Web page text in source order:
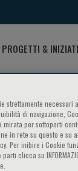
PROGETTI &
strettamente necessari
di navigazione,
per sottoporti
in rete su questo e su
Per inibire i Cookie
clicca su